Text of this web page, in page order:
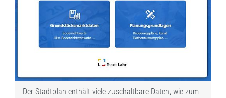
Der Stadtplan enthält viele zuschaltbare Daten, wie zum